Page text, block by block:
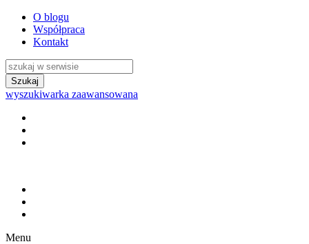
O blogu
Współpraca
Kontakt
wyszukiwarka zaawansowana
Menu